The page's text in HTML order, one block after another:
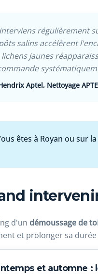
régulièrement
salins accélèrent
lichens jaunes
Aptel, Nettoyage
êtes à Royan ou sur
d'un démoussage de
et prolonger sa
et automne :